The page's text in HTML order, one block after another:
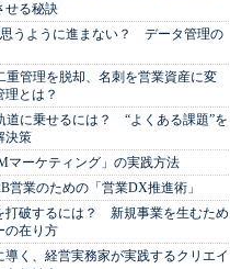
せる秘訣
思うように進まない？ データ管理の
重管理を脱却、名刺を営業資産に変
理とは？
道に乗せるには？ “よくある課題”を
決策
マーケティング」の実践方法
営業のための「営業DX推進術」
打破するには？ 新規事業を生むため
の在り方
導く、経営実務家が実践するクリエイ